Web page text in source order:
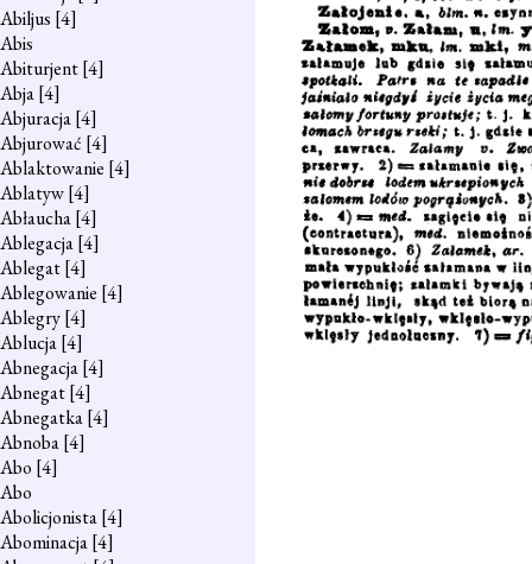
Abiljus [4]
Abis
Abiturjent[4]
Abja[4]
Abjuracja[4]
Abjurować [4]
Ablaktowanie [4]
Ablatyw[4]
Abłaucha[4]
Ablegacja[4]
Ablegat[4]
Ablegowanie [4]
Ablegry[4]
Ablucja[4]
Abnegacja[4]
Abnegat[4]
Abnegatka[4]
Abnoba[4]
Abo [4]
Abo
Abolicjonista[4]
Abominacja[4]